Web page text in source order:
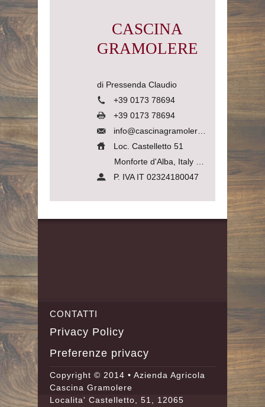
CASCINA
GRAMOLERE
di Pressenda Claudio
+39 0173 78694
+39 0173 78694
info@cascinagramolere.com
Loc. Castelletto 51
Monforte d'Alba, Italy
P. IVA IT 02324180047
CONTATTI
Privacy Policy
Preferenze privacy
Copyright © 2014 • Azienda Agricola
Cascina Gramolere
Localita' Castelletto, 51, 12065